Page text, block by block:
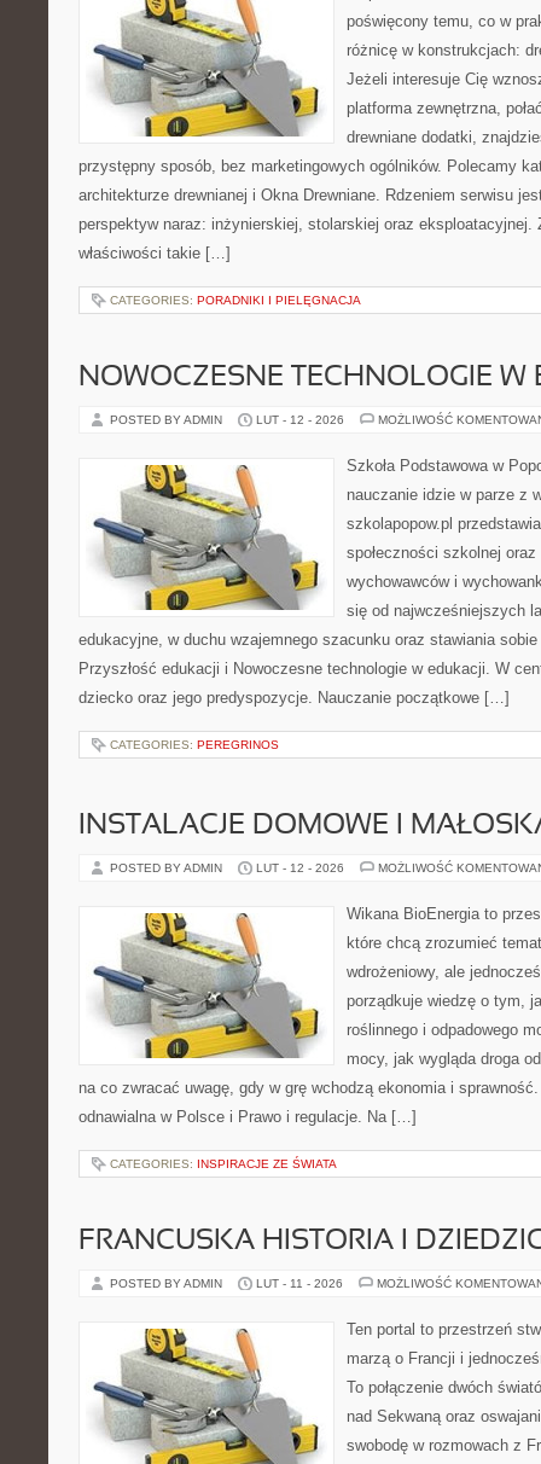
poświęcony temu, co w
różnicę w konstrukcjach:
Jeżeli interesuje Cię
platforma zewnętrzna,
drewniane dodatki,
przystępny sposób, bez marketingowych ogólników. Polecamy
architekturze drewnianej i Okna Drewniane. Rdzeniem serwisu
perspektyw naraz: inżynierskiej, stolarskiej oraz eksploatacyjnej.
właściwości takie […]
CATEGORIES: PORADNIKI I PIELĘGNACJA
NOWOCZESNE TECHNOLOGIE W
POSTED BY ADMIN LUT - 12 - 2026 MOŻLIWOŚĆ
Szkoła Podstawowa w
nauczanie idzie w parze z
szkolapopow.pl
społeczności szkolnej
wychowawców i
się od najwcześniejszych
edukacyjne, w duchu wzajemnego szacunku oraz stawiania
Przyszłość edukacji i Nowoczesne technologie w edukacji. W
dziecko oraz jego predyspozycje. Nauczanie początkowe […]
CATEGORIES: PEREGRINOS
INSTALACJE DOMOWE I
POSTED BY ADMIN LUT - 12 - 2026 MOŻLIWOŚĆ
Wikana BioEnergia to
które chcą zrozumieć
wdrożeniowy, ale
porządkuje wiedzę o tym,
roślinnego i odpadowego
mocy, jak wygląda droga
na co zwracać uwagę, gdy w grę wchodzą ekonomia i
odnawialna w Polsce i Prawo i regulacje. Na […]
CATEGORIES: INSPIRACJE ZE ŚWIATA
FRANCUSKA HISTORIA I
POSTED BY ADMIN LUT - 11 - 2026 MOŻLIWOŚĆ
Ten portal to przestrzeń
marzą o Francji i
To połączenie dwóch
nad Sekwaną oraz
swobodę w rozmowach z